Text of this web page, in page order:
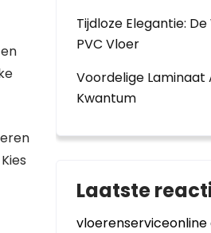
Tijdloze Elegantie:
PVC Vloer
Voordelige Laminaat
Kwantum
Laatste
vloerenserviceonline